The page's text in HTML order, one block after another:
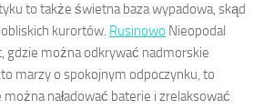
to także świetna baza wypadowa, skąd
kurortów. Rusinowo Nieopodal
gdzie można odkrywać nadmorskie
marzy o spokojnym odpoczynku, to
można naładować baterie i zrelaksować